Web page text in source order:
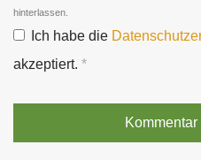
hinterlassen.
Ich habe die
akzeptiert. *